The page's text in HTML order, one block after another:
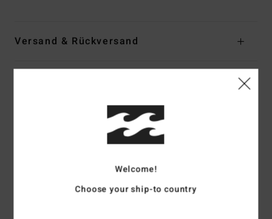
Versand & Rückversand
Durchschnittliche Bewertung
5.0/5
Welcome!
Choose your ship-to country